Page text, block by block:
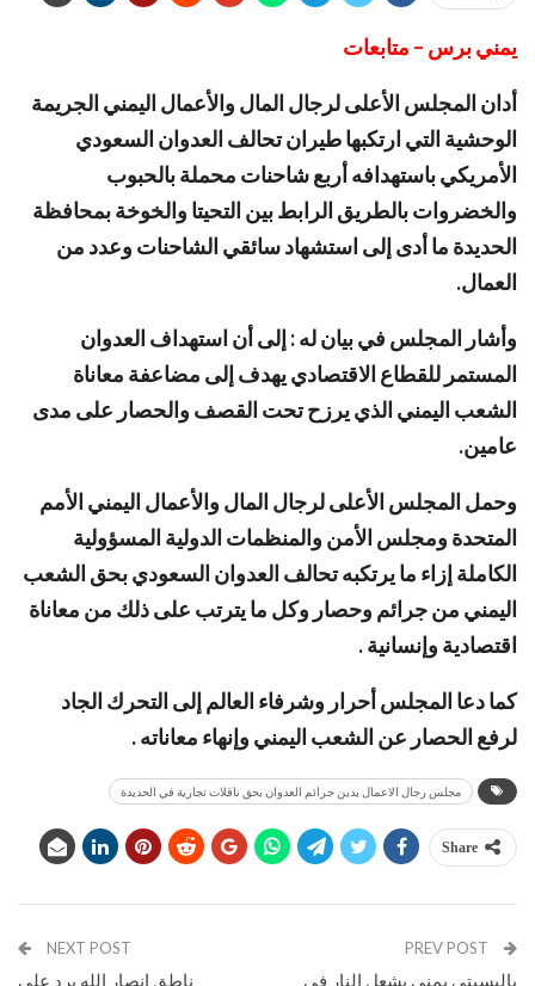
يمني برس – متابعات
أدان المجلس الأعلى لرجال المال والأعمال اليمني الجريمة
الوحشية التي ارتكبها طيران تحالف العدوان السعودي
الأمريكي باستهدافه أربع شاحنات محملة بالحبوب
والخضروات بالطريق الرابط بين التحيتا والخوخة بمحافظة
الحديدة ما أدى إلى استشهاد سائقي الشاحنات وعدد من
العمال.
وأشار المجلس في بيان له : إلى أن استهداف العدوان
المستمر للقطاع الاقتصادي يهدف إلى مضاعفة معاناة
الشعب اليمني الذي يرزح تحت القصف والحصار على مدى
عامين.
وحمل المجلس الأعلى لرجال المال والأعمال اليمني الأمم
المتحدة ومجلس الأمن والمنظمات الدولية المسؤولية
الكاملة إزاء ما يرتكبه تحالف العدوان السعودي بحق الشعب
اليمني من جرائم وحصار وكل ما يترتب على ذلك من معاناة
اقتصادية وإنسانية .
كما دعا المجلس أحرار وشرفاء العالم إلى التحرك الجاد
لرفع الحصار عن الشعب اليمني وإنهاء معاناته .
مجلس رجال الاعمال يدين جرائم العدوان بحق ناقلات تجارية في الحديدة
Share
باليسيتي يمني يشعل النار في
NEXT POST
ناطق انصار الله يرد على